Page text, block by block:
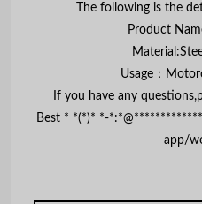
The following is the
Product
Usage：
If you have any
Best * *(*)* *-
app/